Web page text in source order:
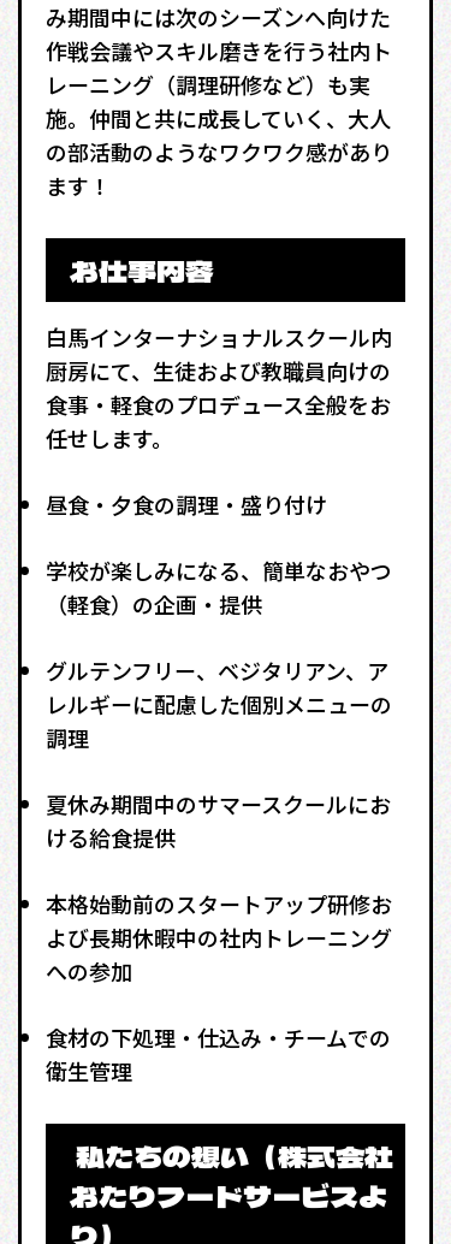
み期間中には次のシーズンへ向けた
作戦会議やスキル磨きを行う社内ト
レーニング（調理研修など）も実
施。仲間と共に成長していく、大人
の部活動のようなワクワク感があり
ます！
お仕事内容
白馬インターナショナルスクール内
厨房にて、生徒および教職員向けの
食事・軽食のプロデュース全般をお
任せします。
昼食・夕食の調理・盛り付け
学校が楽しみになる、簡単なおやつ
（軽食）の企画・提供
グルテンフリー、ベジタリアン、ア
レルギーに配慮した個別メニューの
調理
夏休み期間中のサマースクールにお
ける給食提供
本格始動前のスタートアップ研修お
よび長期休暇中の社内トレーニング
への参加
食材の下処理・仕込み・チームでの
衛生管理
私たちの想い（株式会社
おたりフードサービスよ
り）